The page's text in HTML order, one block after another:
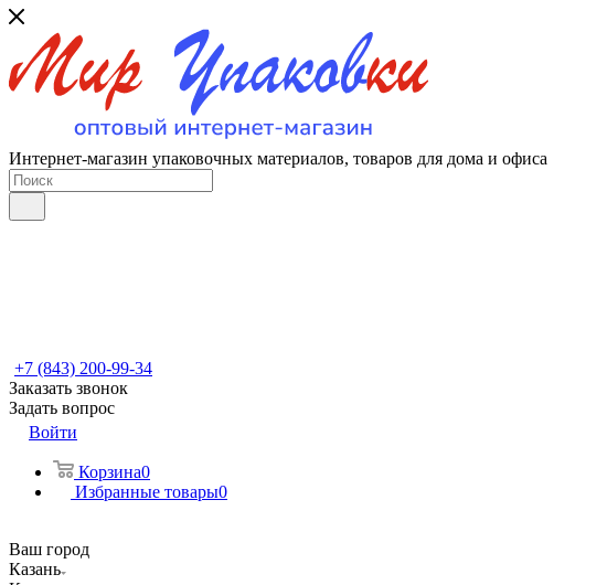
Интернет-магазин упаковочных материалов, товаров для дома и офиса
+7 (843) 200-99-34
Заказать звонок
Задать вопрос
Войти
Корзина0
Избранные товары0
Ваш город
Казань